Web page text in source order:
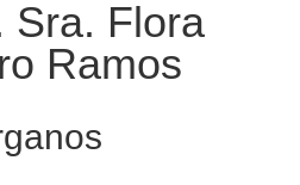
Sra. Flora
Ramos